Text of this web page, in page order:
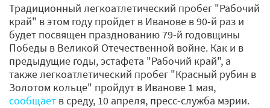
Традиционный легкоатлетический пробег "Рабочий
край" в этом году пройдет в Иванове в 90-й раз и
будет посвящен празднованию 79-й годовщины
Победы в Великой Отечественной войне. Как и в
предыдущие годы, эстафета "Рабочий край", а
также легкоатлетический пробег "Красный рубин в
Золотом кольце" пройдут в Иванове 1 мая,
сообщает в среду, 10 апреля, пресс-служба мэрии.